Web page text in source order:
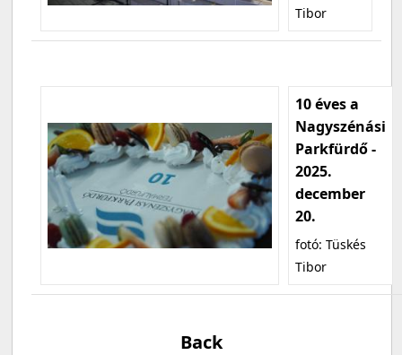
Tibor
10 éves a
Nagyszénási
Parkfürdő -
2025.
december
20.
fotó: Tüskés
Tibor
Back